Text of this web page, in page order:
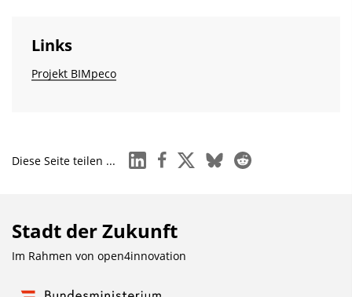
Links
Projekt BIMpeco
Diese Seite teilen ... linkedinfacebook
x blueskyreddit
Stadt der Zukunft
Im Rahmen von open4innovation